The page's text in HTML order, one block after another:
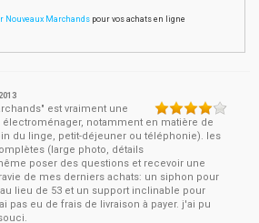
Nouveaux Marchandspour vos achats en ligne
est vraiment une
notamment en matière de
du linge, petit-déjeuner ou téléphonie). les
(large photo, détails
poser des questions et recevoir une
de mes derniers achats: un siphon pour
lieu de 53 et un support inclinable pour
pas eu de frais de livraison à payer. j'ai pu